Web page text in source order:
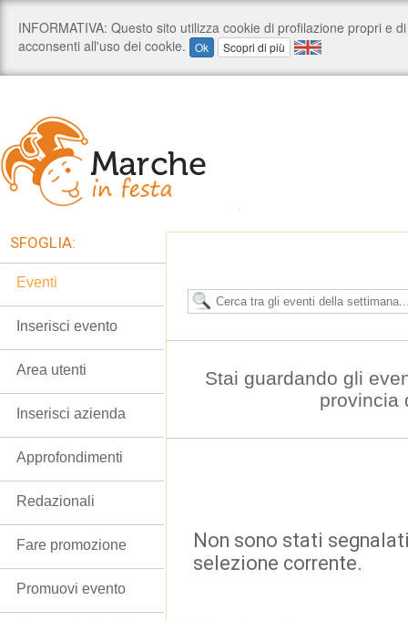
Stai guardando gli
provincia
Non sono stati
selezione corrente.
SFOGLIA:
Eventi
Inserisci evento
Area utenti
Inserisci azienda
Approfondimenti
Redazionali
Fare promozione
Promuovi evento